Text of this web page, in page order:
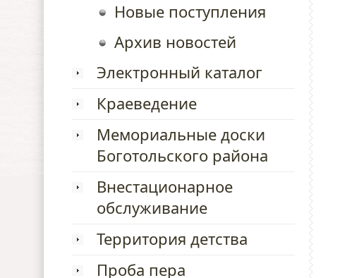
Новые поступления
Архив новостей
Электронный каталог
Краеведение
Мемориальные доски
Боготольского района
Внестационарное
обслуживание
Территория детства
Проба пера